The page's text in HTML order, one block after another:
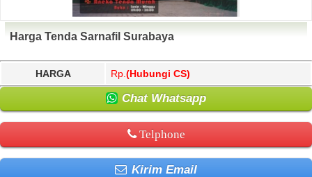
Harga Tenda Sarnafil Surabaya
HARGA Rp. (Hubungi CS)
Chat Whatsapp
Telphone
Kirim Email